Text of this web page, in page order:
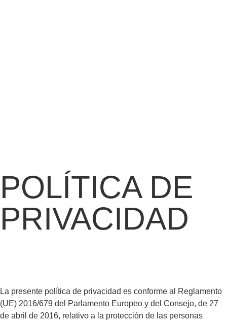
POLÍ­TICA DE
PRIVACIDAD
La presente política de privacidad es conforme al Reglamento
(UE) 2016/679 del Parlamento Europeo y del Consejo, de 27
de abril de 2016, relativo a la protección de las personas